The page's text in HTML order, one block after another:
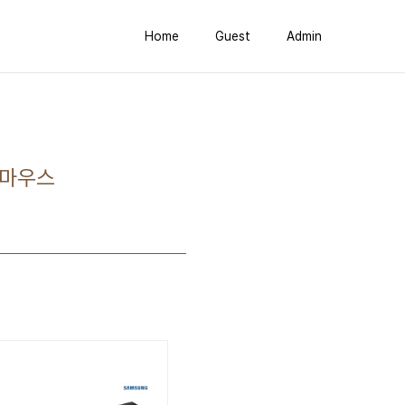
Home Guest Admin
우스